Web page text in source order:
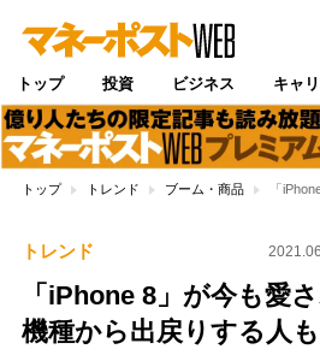
トップ 投資 ビジネス キャ
トップ トレンド ブーム・商品 「
トレンド
「iPhone 8」が今も愛
機種から出戻りする人も